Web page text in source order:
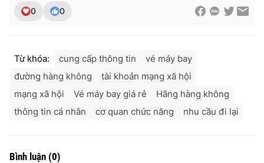
thuận bằng văn bản. Ghi rõ nguồn VTV.vn khi phát hành lại
thông tin từ website này.
0 0
Từ khóa: cung cấp thông tin
vé máy bay
đường hàng không
tài khoản mạng xã hội
mạng xã hội
Vé máy bay giá rẻ
Hãng hàng không
thông tin cá nhân
cơ quan chức năng nhu cầu đi lại
Bình luận (0)